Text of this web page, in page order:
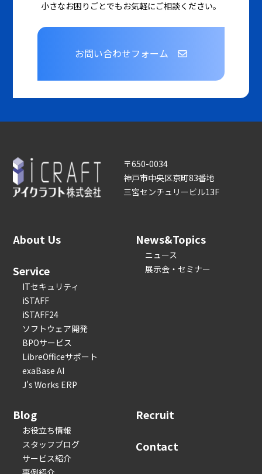
小さなお困りごとでもお気軽にご相談ください。
お問い合わせフォーム
〒650-0034
神戸市中央区京町83番地
三宮センチュリービル13F
About Us
Service
ITセキュリティ
iSTAFF
iSTAFF24
ソフトウェア開発
BPOサービス
LibreOfficeサポート
exaBase AI
J's Works ERP
News&Topics
ニュース
展示会・セミナー
Blog
お役立ち情報
スタッフブログ
サービス紹介
Recruit
Contact